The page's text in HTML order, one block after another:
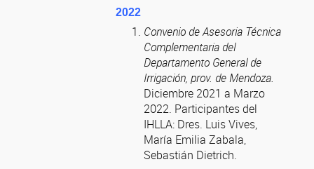
2022
Convenio de Asesoria Técnica
Complementaria del
Departamento General de
Irrigación, prov. de Mendoza.
Diciembre 2021 a Marzo
2022. Participantes del
IHLLA: Dres. Luis Vives,
María Emilia Zabala,
Sebastián Dietrich.